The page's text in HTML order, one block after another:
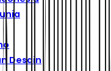
Desain